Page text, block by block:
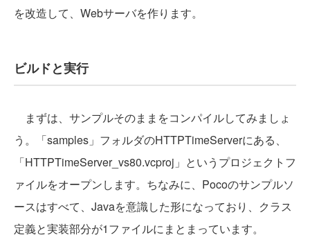
を改造して、Webサーバを作ります。
ビルドと実行
まずは、サンプルそのままをコンパイルしてみましょ
う。「samples」フォルダのHTTPTimeServerにある、
「HTTPTimeServer_vs80.vcproj」というプロジェクトフ
ァイルをオープンします。ちなみに、Pocoのサンプルソ
ースはすべて、Javaを意識した形になっており、クラス
定義と実装部分が1ファイルにまとまっています。